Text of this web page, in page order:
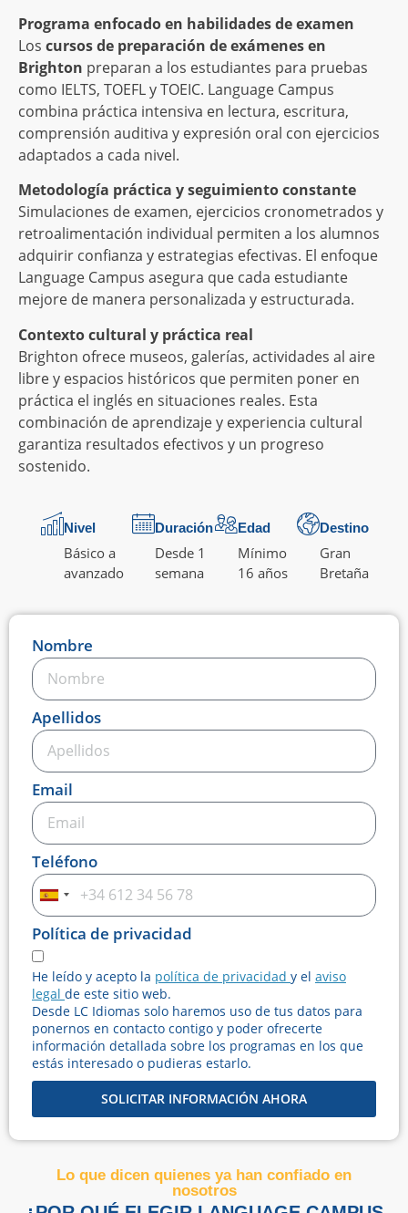
Programa enfocado en habilidades de examen
Los cursos de preparación de exámenes en
Brighton preparan a los estudiantes para pruebas
como IELTS, TOEFL y TOEIC. Language Campus
combina práctica intensiva en lectura, escritura,
comprensión auditiva y expresión oral con ejercicios
adaptados a cada nivel.
Metodología práctica y seguimiento constante
Simulaciones de examen, ejercicios cronometrados y
retroalimentación individual permiten a los alumnos
adquirir confianza y estrategias efectivas. El enfoque
Language Campus asegura que cada estudiante
mejore de manera personalizada y estructurada.
Contexto cultural y práctica real
Brighton ofrece museos, galerías, actividades al aire
libre y espacios históricos que permiten poner en
práctica el inglés en situaciones reales. Esta
combinación de aprendizaje y experiencia cultural
garantiza resultados efectivos y un progreso
sostenido.
Nivel
Básico a
avanzado
Duración
Desde 1
semana
Edad
Mínimo
16 años
Destino
Gran
Bretaña
Nombre
Apellidos
Email
Teléfono
Spain
+34
Política de privacidad
He leído y acepto la política de privacidad y el aviso
legal de este sitio web.
Desde LC Idiomas solo haremos uso de tus datos para
ponernos en contacto contigo y poder ofrecerte
información detallada sobre los programas en los que
estás interesado o pudieras estarlo.
SOLICITAR INFORMACIÓN AHORA
Lo que dicen quienes ya han confiado en
nosotros